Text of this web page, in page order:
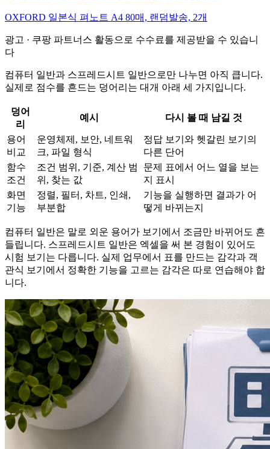
OXFORD 일본식 펴노트 A4 80매, 랜덤발송, 2개
광고 · 쿠팡 파트너스 활동으로 수수료를 제공받을 수 있습니
다
컴퓨터 일반과 스프레드시트 일반으로만 나누면 아직 큽니다.
실제로 점수를 흔드는 덩어리는 대개 아래 세 가지입니다.
덩어
리
예시 다시 볼 때 남길 것
용어
비교
운영체제, 보안, 네트워
크, 파일 형식
정답 보기와 헷갈린 보기의
다른 단어
함수
조건
조건 범위, 기준, 계산 범
위, 찾는 값
문제 표에서 어느 열을 보는
지 표시
화면
기능
정렬, 필터, 차트, 인쇄,
부분합
기능을 실행하면 결과가 어
떻게 바뀌는지
컴퓨터 일반은 말로 외운 용어가 보기에서 조금만 바뀌어도 흔
들립니다. 스프레드시트 일반은 엑셀을 써 본 경험이 있어도
시험 보기는 다릅니다. 실제 업무에서 표를 만드는 감각과 객
관식 보기에서 정확한 기능을 고르는 감각은 따로 연습해야 합
니다.